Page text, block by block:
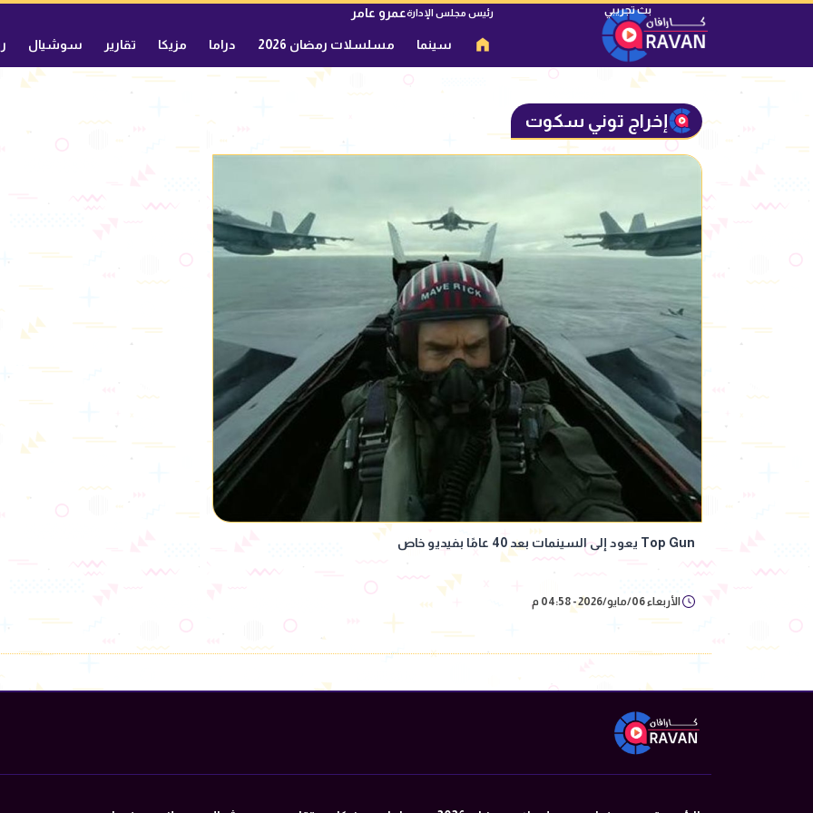
رئيس مجلس الإدارةعمرو عامر
سينما مسلسلات رمضان 2026 دراما مزيكا تقارير سوشيال
إخراج توني سكوت
Top Gun يعود إلى السينمات بعد 40 عامًا بفيديو خاص
الأربعاء 06/مايو/2026 - 04:58 م